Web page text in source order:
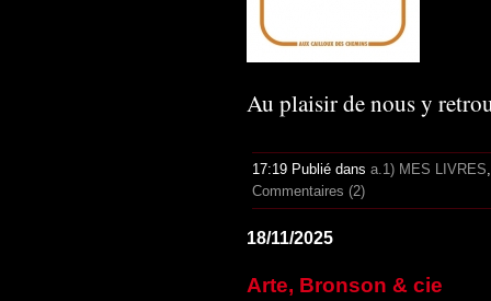
Au plaisir de nous y
17:19 Publié dans a.1) MES LIVRES
Commentaires (2)
18/11/2025
Arte, Bronson & cie